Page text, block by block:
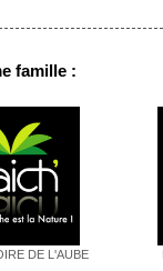
famille :
DE L'AUBE